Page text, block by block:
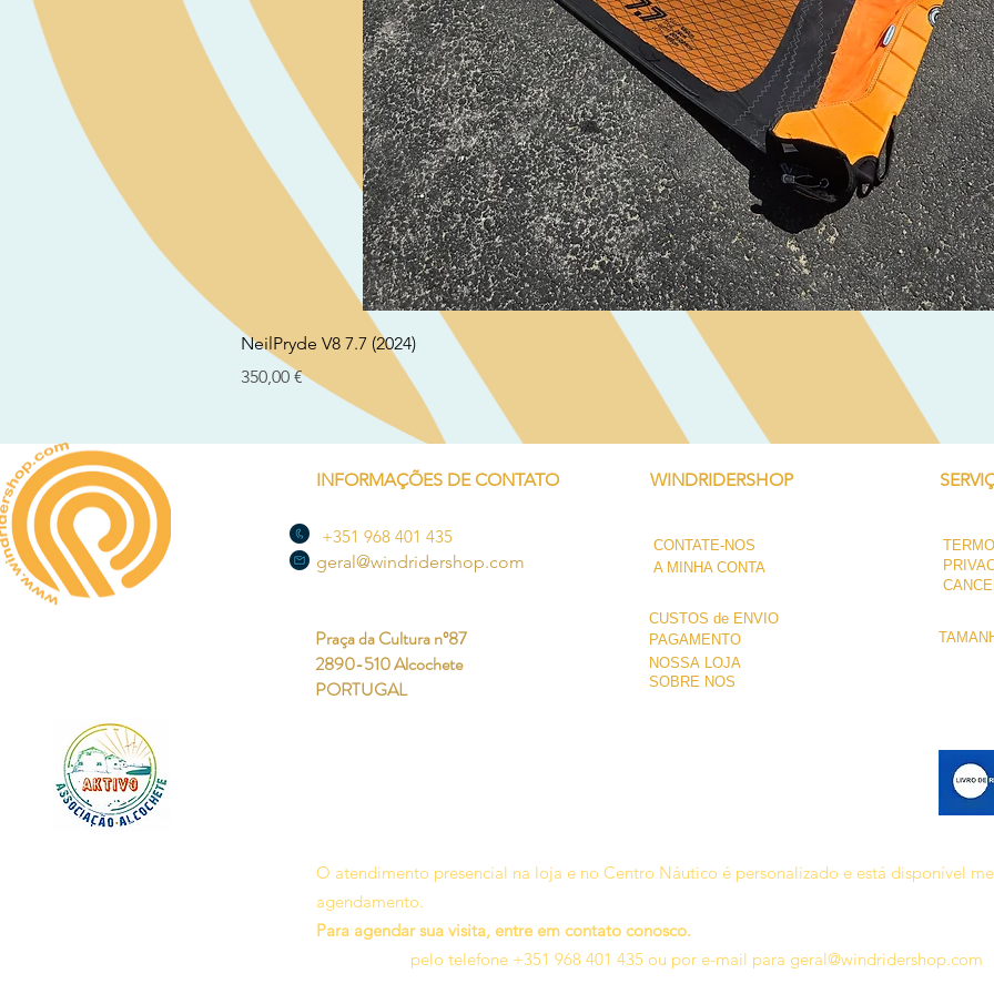
Visualização rápida
NeilPryde V8 7.7 (2024)
Preço
350,00 €
INFORMAÇÕES DE CONTATO
+351 968 401 435
geral@windridershop.com
WINDRIDERSHOP
CONTATE-NOS
A MINHA CONTA
CUSTOS de ENVIO
Praça da Cultura nº87
2890-510 Alcochete
PORTUGAL
PAGAMENTO
NOSSA LOJA
SOBRE NÓS
O atendimento presencial na loja e no Centro Náutico é personalizado e está disponível
agendamento.
Para agendar sua visita, entre em contato conosco.
pelo telefone +351 968 401 435 ou por e-mail para geral@windridershop.com